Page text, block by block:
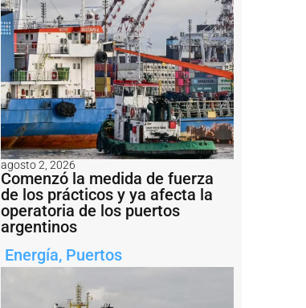
agosto 2, 2026
Comenzó la medida de fuerza
de los prácticos y ya afecta la
operatoria de los puertos
argentinos
Energía, Puertos